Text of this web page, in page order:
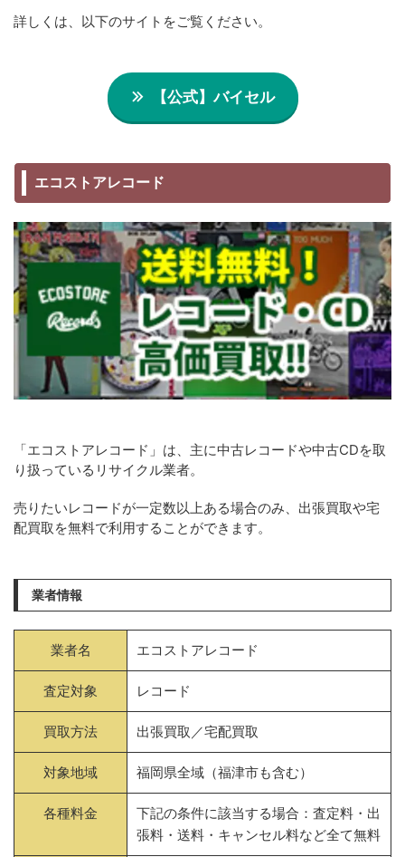
詳しくは、以下のサイトをご覧ください。
【公式】バイセル
エコストアレコード
「エコストアレコード」は、主に中古レコードや中古CDを取
り扱っているリサイクル業者。
売りたいレコードが一定数以上ある場合のみ、出張買取や宅
配買取を無料で利用することができます。
業者情報
業者名 エコストアレコード
査定対象 レコード
買取方法 出張買取／宅配買取
対象地域 福岡県全域（福津市も含む）
各種料金
下記の条件に該当する場合：査定料・出
張料・送料・キャンセル料など全て無料